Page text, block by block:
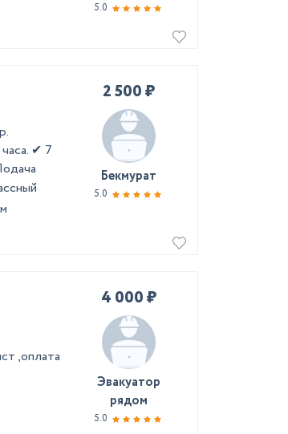
5.0
✔ 7
2 500 ₽
Бекмурат
5.0
,оплата
4 000 ₽
Эвакуатор
рядом
5.0